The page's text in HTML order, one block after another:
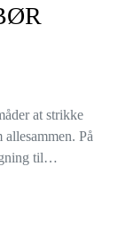
at strikke
På
til…